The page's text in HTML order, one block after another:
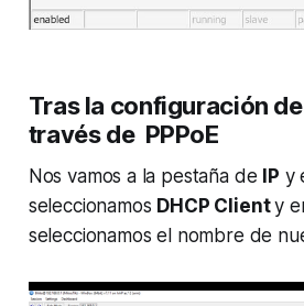
Tras la configuración
través de PPPoE
Nos vamos a la pestaña de IP y
seleccionamos DHCP Clienty
seleccionamos el nombre de